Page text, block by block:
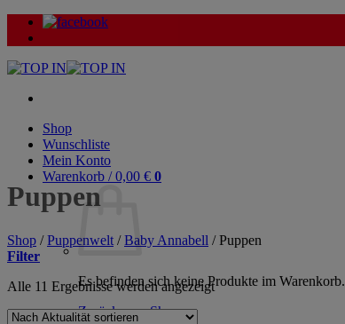
Zum
Inhalt
Shop
Wunschliste
Mein Konto
Warenkorb /0,00 € 0
Es befinden sich keine Produkte im Warenkorb.
Zurück zum Shop
Puppen
Shop / Puppenwelt / Baby Annabell /Puppen
Filter
Alle 11 Ergebnisse werden angezeigtNach